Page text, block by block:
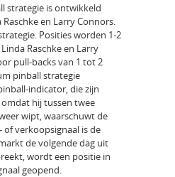
strategie is ontwikkeld
en Larry Connors.
Posities worden 1-2
Raschke en Larry
pull-backs van 1 tot 2
pinball strategie
indicator, die zijn
hij tussen twee
wipt, waarschuwt de
verkoopsignaal is de
de volgende dag uit
wordt een positie in
geopend.